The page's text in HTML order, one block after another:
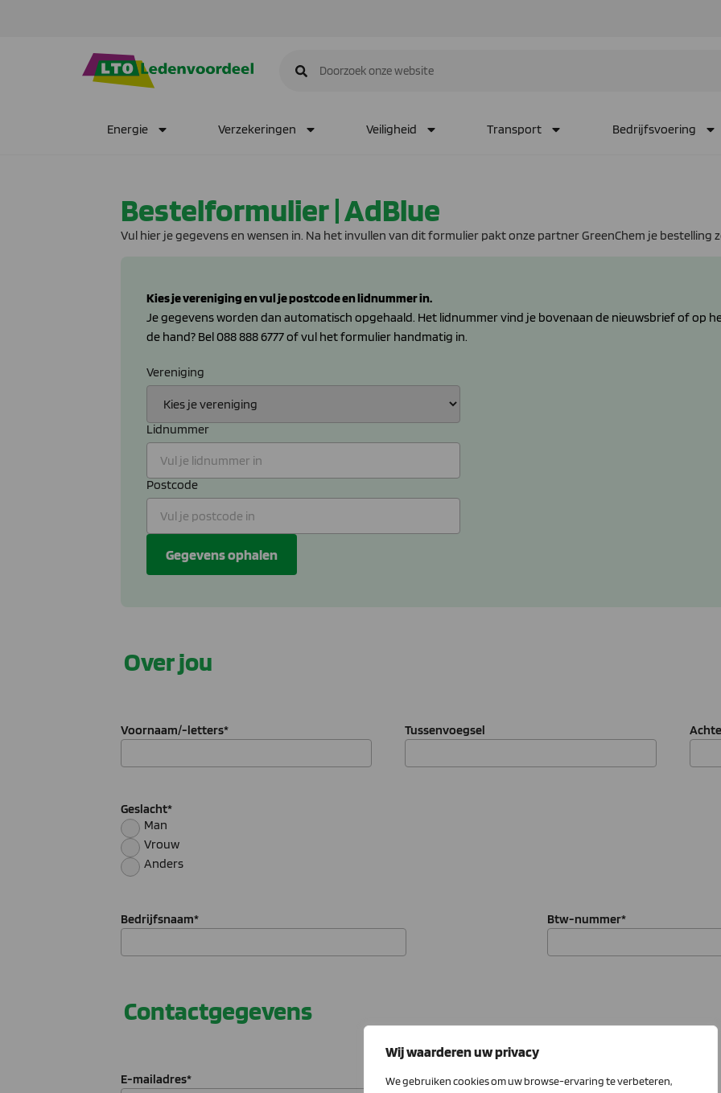
Wij waarderen uw privacy
We gebruiken cookies om uw browse-ervaring te verbeteren,
Energie Verzekeringen Veiligheid Transport Bedrijfsvoering
Bestelformulier | AdBlue
Vul hier je gegevens en wensen in. Na het invullen van dit formulier pakt onze partner GreenChem je bestelling
Kies je vereniging en vul je postcode en lidnummer in.
Je gegevens worden dan automatisch opgehaald. Het lidnummer vind je bovenaan de nieuwsbrief of op
de hand? Bel 088 888 6777 of vul het formulier handmatig in.
Vereniging
Lidnummer
Postcode
Gegevens ophalen
Over jou
Voornaam/-letters* Tussenvoegsel
Geslacht*
Man
Vrouw
Anders
Bedrijfsnaam* Btw-nummer*
Contactgegevens
E-mailadres*